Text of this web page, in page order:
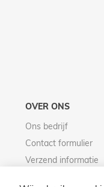
OVER ONS
Ons bedrijf
Contact formulier
Verzend informatie